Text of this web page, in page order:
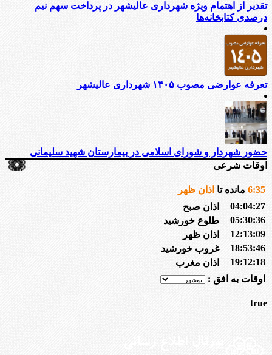
تقدیر از اهتمام ویژه شهرداری عالیشهر در پرداخت سهم نیم
درصدی کتابخانه‌ها
تعرفه عوارضی مصوب ۱۴۰۵ شهرداری عالیشهر
حضور شهردار و شورای اسلامی در بیمارستان شهید سلیمانی
اوقات شرعی
6:35 مانده تا اذان ظهر
04:04:27
اذان صبح
05:30:36
طلوع خورشید
12:13:09
اذان ظهر
18:53:46
غروب خورشید
19:12:18
اذان مغرب
اوقات به افق :
true